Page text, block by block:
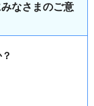
なさまのご意